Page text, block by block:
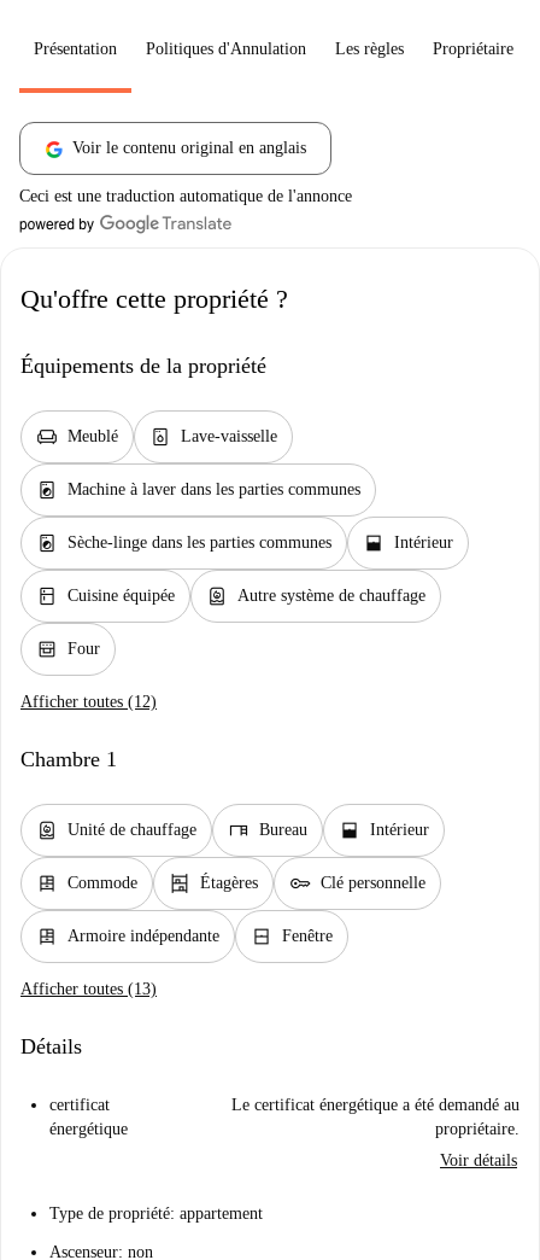
Présentation Politiques d'Annulation Les règles Propriétaire
Voir le contenu original en anglais
Ceci est une traduction automatique de l'annonce
Qu'offre cette propriété ?
Équipements de la propriété
chair Meublé dishwasher_gen Lave-vaisselle
local_laundry_service Machine à laver dans les parties communes
local_laundry_service Sèche-linge dans les parties communes window_open Intérieur
kitchen Cuisine équipée water_heater Autre système de chauffage
oven_gen Four
Afficher toutes (12)
Chambre 1
water_heater Unité de chauffage desk Bureau window_open Intérieur
dresser Commode shelves Étagères key Clé personnelle
dresser Armoire indépendante window_closed Fenêtre
Afficher toutes (13)
Détails
certificat
énergétique
Le certificat énergétique a été demandé au
propriétaire.
Voir détails
Type de propriété: appartement
Ascenseur: non